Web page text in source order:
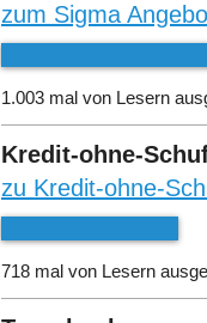
zum Sigma
1.003 mal von Lesern
Kredit-ohne-
zu Kredit-ohne-
718 mal von Lesern